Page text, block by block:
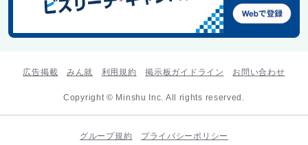
広告掲載 みん就 利用規約 掲示板ガイドライン お問い合わせ
Copyright © Minshu Inc. All rights reserved.
グループ規約 プライバシーポリシー